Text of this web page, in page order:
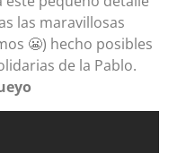
las maravillosas
😬) hecho posibles
de la Pablo.